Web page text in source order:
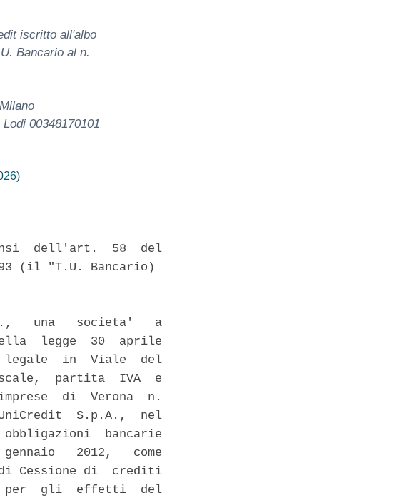
iscritto all'albo
Bancario al n.
00348170101
dell'art.  58  del
(il "T.U. Bancario)
una   societa'   a
legge  30  aprile
legale  in  Viale  del
partita  IVA  e
di  Verona  n.
UniCredit  S.p.A.,  nel
bancarie
2012,   come
di Cessione di  crediti
per  gli  effetti  del